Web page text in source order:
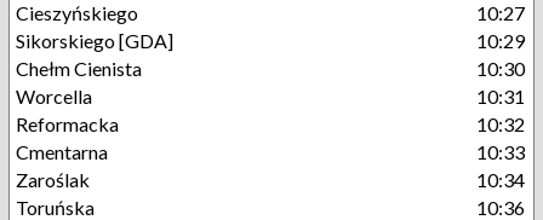
Cieszyńskiego
10:27
Sikorskiego [GDA]
10:29
Chełm Cienista
10:30
Worcella
10:31
Reformacka
10:32
Cmentarna
10:33
Zaroślak
10:34
Toruńska
10:36